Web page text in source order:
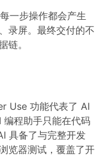
一步操作都会产生
录屏。最终交付的不
链。
Use 功能代表了 AI
编程助手只能在代码
具备了与完整开发
览器测试，覆盖了开